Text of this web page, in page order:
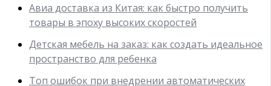
Авиа доставка из Китая: как быстро получить
товары в эпоху высоких скоростей
Детская мебель на заказ: как создать идеальное
пространство для ребенка
Топ ошибок при внедрении автоматических